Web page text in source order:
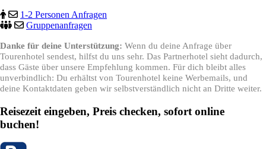
1-2 Personen Anfragen
Gruppenanfragen
Danke für deine Unterstützung: Wenn du deine Anfrage über
Tourenhotel sendest, hilfst du uns sehr. Das Partnerhotel sieht dadurch,
dass Gäste über unsere Empfehlung kommen. Für dich bleibt alles
unverbindlich: Du erhältst von Tourenhotel keine Werbemails, und
deine Kontaktdaten geben wir selbstverständlich nicht an Dritte weiter.
Reisezeit eingeben, Preis checken, sofort online
buchen!